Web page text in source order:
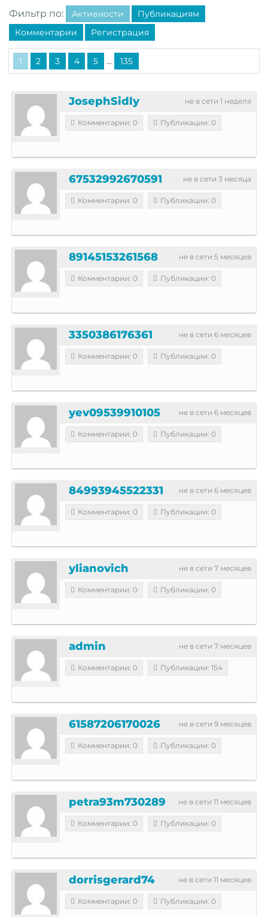
Фильтр по: Активности
Публикациям
Комментарии
Регистрация
1 2 3 4 5 ... 135
не в сети 1 неделя
JosephSidly
Комментарии: 0 Публикации: 0
не в сети 3 месяца
67532992670591
Комментарии: 0 Публикации: 0
не в сети 5 месяцев
89145153261568
Комментарии: 0 Публикации: 0
не в сети 6 месяцев
3350386176361
Комментарии: 0 Публикации: 0
не в сети 6 месяцев
yev09539910105
Комментарии: 0 Публикации: 0
не в сети 6 месяцев
84993945522331
Комментарии: 0 Публикации: 0
не в сети 7 месяцев
ylianovich
Комментарии: 0 Публикации: 0
не в сети 7 месяцев
admin
Комментарии: 0 Публикации: 154
не в сети 9 месяцев
61587206170026
Комментарии: 0 Публикации: 0
не в сети 11 месяцев
petra93m730289
Комментарии: 0 Публикации: 0
не в сети 11 месяцев
dorrisgerard74
Комментарии: 0 Публикации: 0